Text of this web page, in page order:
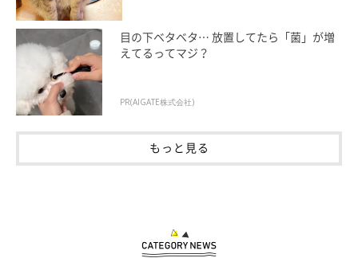
遺伝しにくいですがミックスにも見られます
「アメリカンショートヘアー柄」と呼ばれることがあるほど、純
血種の印象が強いクラシックタビーですが、もちろんミックスも
存在します。しかし、もともと西洋の柄であり、劣性遺伝なので
数は少なめです。
目の下ベタベタ… 放置してたら「菌」が増
えてるってマジ？
PR(AIGATE株式会社)
もっと見る